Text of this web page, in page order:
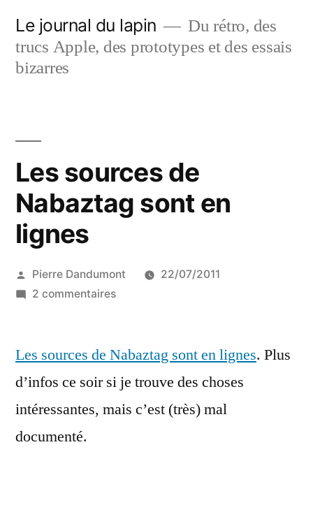
contenu
Le journal du lapin
Du rétro, des
trucs Apple, des prototypes et des essais
bizarres
Les sources de
Nabaztag sont en
lignes
Publié
par
Pierre Dandumont
22/07/2011
2 commentairessur
de
sont
en
Les sources de Nabaztag sont en lignes. Plus
d’infos ce soir si je trouve des choses
intéressantes, mais c’est (très) mal
documenté.